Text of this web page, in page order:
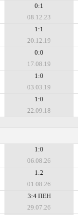
0:1
08.12.23
1:1
20.12.19
0:0
17.08.19
1:0
03.03.19
1:0
22.09.18
1:0
06.08.26
1:2
01.08.26
3:4 ПЕН
29.07.26